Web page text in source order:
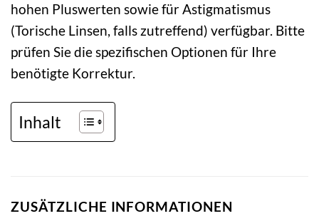
hohen Pluswerten sowie für Astigmatismus
(Torische Linsen, falls zutreffend) verfügbar. Bitte
prüfen Sie die spezifischen Optionen für Ihre
benötigte Korrektur.
Inhalt
ZUSÄTZLICHE INFORMATIONEN